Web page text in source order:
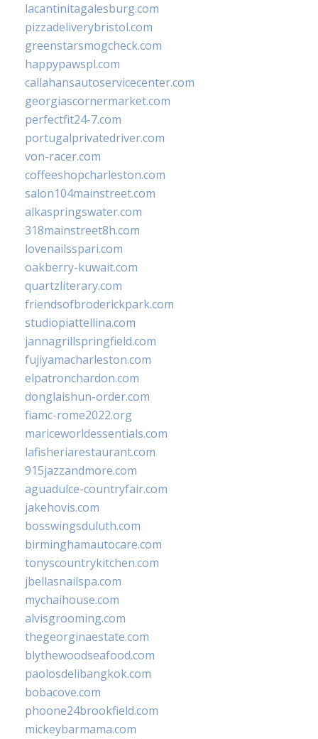
lacantinitagalesburg.com
pizzadeliverybristol.com
greenstarsmogcheck.com
happypawspl.com
callahansautoservicecenter.com
georgiascornermarket.com
perfectfit24-7.com
portugalprivatedriver.com
von-racer.com
coffeeshopcharleston.com
salon104mainstreet.com
alkaspringswater.com
318mainstreet8h.com
lovenailsspari.com
oakberry-kuwait.com
quartzliterary.com
friendsofbroderickpark.com
studiopiattellina.com
jannagrillspringfield.com
fujiyamacharleston.com
elpatronchardon.com
donglaishun-order.com
fiamc-rome2022.org
mariceworldessentials.com
lafisheriarestaurant.com
915jazzandmore.com
aguadulce-countryfair.com
jakehovis.com
bosswingsduluth.com
birminghamautocare.com
tonyscountrykitchen.com
jbellasnailspa.com
mychaihouse.com
alvisgrooming.com
thegeorginaestate.com
blythewoodseafood.com
paolosdelibangkok.com
bobacove.com
phoone24brookfield.com
mickeybarmama.com